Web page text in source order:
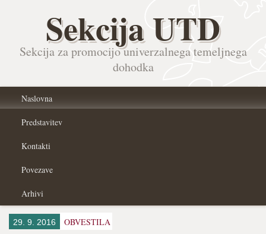
Sekcija UTD
Sekcija za promocijo univerzalnega temeljnega
dohodka
Naslovna
Predstavitev
Kontakti
Povezave
Arhivi
29. 9. 2016 OBVESTILA